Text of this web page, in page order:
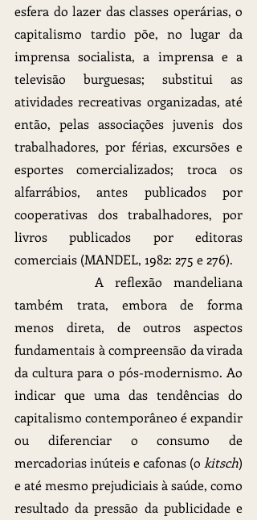
esfera do lazer das classes operárias, o
capitalismo tardio põe, no lugar da
imprensa socialista, a imprensa e a
televisão burguesas; substitui as
atividades recreativas organizadas, até
então, pelas associações juvenis dos
trabalhadores, por férias, excursões e
esportes comercializados; troca os
alfarrábios, antes publicados por
cooperativas dos trabalhadores, por
livros publicados por editoras
comerciais (MANDEL, 1982: 275 e 276).
também trata, embora de forma
menos direta, de outros aspectos
fundamentais à compreensão da virada
da cultura para o pós-modernismo. Ao
indicar que uma das tendências do
capitalismo contemporâneo é expandir
ou diferenciar o consumo de
mercadorias inúteis e cafonas (o kitsch)
e até mesmo prejudiciais à saúde, como
resultado da pressão da publicidade e